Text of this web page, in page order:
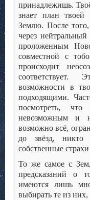
принадлежишь.
знает план
Землю. После того,
через
проложенным
совместной с
происходит
возможности в
подходящими.
посмотреть,
невозможным и
возможно всё,
до звёзд, никто
собственные
То же самое с
предсказаний о
имеются лишь
выбирать те из